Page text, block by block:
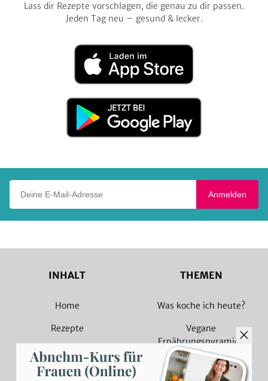
Lass dir Rezepte vorschlagen, die genau zu dir passen.
Jeden Tag neu – gesund & lecker.
Laden
im
App
Jetzt
Google
Anmelden
INHALT
Home
Rezepte
Magazin
Sammlungen
THEMEN
Was koche ich heute?
Vegane
Ernährungspyramide
Vegane Rezepte